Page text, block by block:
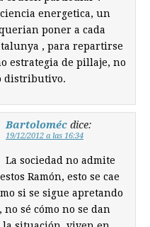
energetica, un
poner a cada
, para repartirse
estrategia de pillaje, no
distributivo.
Bartoloméc dice:
19/12/2012 a las 16:34
La sociedad no admite
Ramón, esto se cae
si se sigue apretando
no sé cómo no se dan